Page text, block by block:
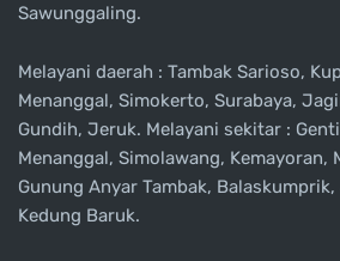
Sawunggaling.
Melayani daerah : Tambak Sarioso,
Menanggal, Simokerto, Surabaya,
Gundih, Jeruk. Melayani sekitar :
Menanggal, Simolawang, Kemayoran,
Gunung Anyar Tambak,
Kedung Baruk.